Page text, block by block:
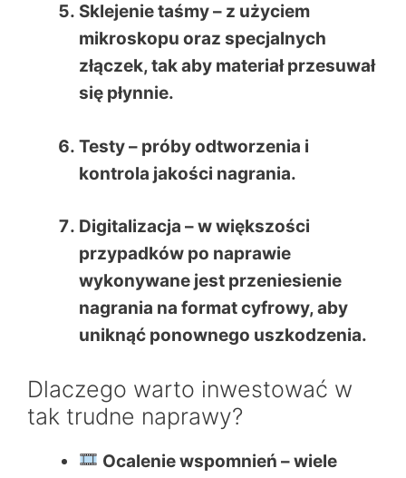
Sklejenie taśmy– z użyciem
mikroskopu oraz specjalnych
złączek, tak aby materiał przesuwał
się płynnie.
Testy– próby odtworzenia i
kontrola jakości nagrania.
Digitalizacja – w większości
przypadków po naprawie
wykonywane jest przeniesienie
nagrania na format cyfrowy, aby
uniknąć ponownego uszkodzenia.
Dlaczego warto inwestować w
tak trudne naprawy?
Ocalenie wspomnień – wiele